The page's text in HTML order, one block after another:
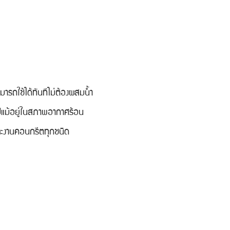
ถใช้ได้ทันทีไม่ต้องผสมน้ำ
อยู่ในสภาพอากาศร้อน
งานคอนกรีตทุกชนิด